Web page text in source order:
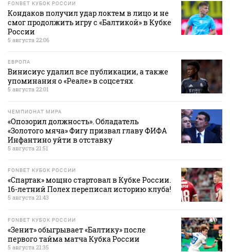
FONBET КУБОК РОССИИ
Кондаков получил удар локтем в лицо и не
смог продолжить игру с «Балтикой» в Кубке
России
5 августа 22:06
ЕВРОПА
Винисиус удалил все публикации, а также
упоминания о «Реале» в соцсетях
5 августа 22:01
ЧЕМПИОНАТ МИРА
«Опозорил должность». Обладатель
«Золотого мяча» Фигу призвал главу ФИФА
Инфантино уйти в отставку
5 августа 21:51
FONBET КУБОК РОССИИ
«Спартак» мощно стартовал в Кубке России.
16-летний Полех переписал историю клуба!
5 августа 21:43
FONBET КУБОК РОССИИ
«Зенит» обыгрывает «Балтику» после
первого тайма матча Кубка России
5 августа 21:35